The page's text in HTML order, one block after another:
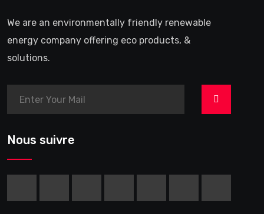
We are an environmentally friendly renewable
energy company offering eco products, &
solutions.
>
Nous suivre